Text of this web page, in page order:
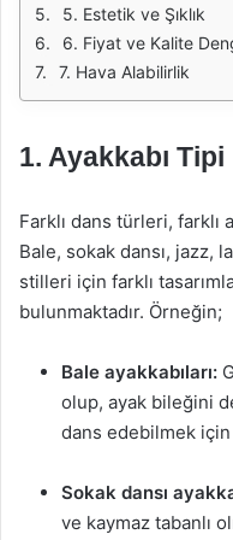
5. Estetik ve Şıklık
6. Fiyat ve Kalite
7. Hava Alabilirlik
1. Ayakkabı Tipi
Farklı dans türleri, farklı
Bale, sokak dansı, jazz,
stilleri için farklı
bulunmaktadır. Örneğin;
Bale ayakkabıları:
olup, ayak bileğini
dans edebilmek için
Sokak dansı
ve kaymaz tabanlı